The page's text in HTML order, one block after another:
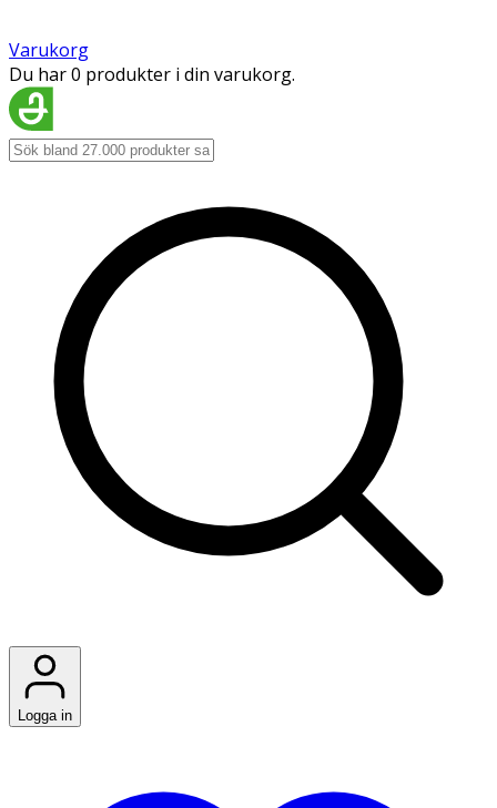
Varukorg
Du har 0 produkter i din varukorg.
Logga in